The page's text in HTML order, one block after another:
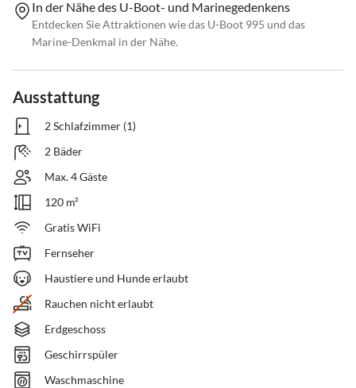
In der Nähe des U-Boot- und Marinegedenkens
Entdecken Sie Attraktionen wie das U-Boot 995 und das
Marine-Denkmal in der Nähe.
Ausstattung
2 Schlafzimmer (1)
2 Bäder
Max. 4 Gäste
120 m²
Gratis WiFi
Fernseher
Haustiere und Hunde erlaubt
Rauchen nicht erlaubt
Erdgeschoss
Geschirrspüler
Waschmaschine